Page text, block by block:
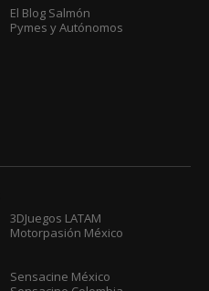
El Blog Salmón
Pymes y Autónomos
3DJuegos LATAM
Motorpasión México
Sensacine México